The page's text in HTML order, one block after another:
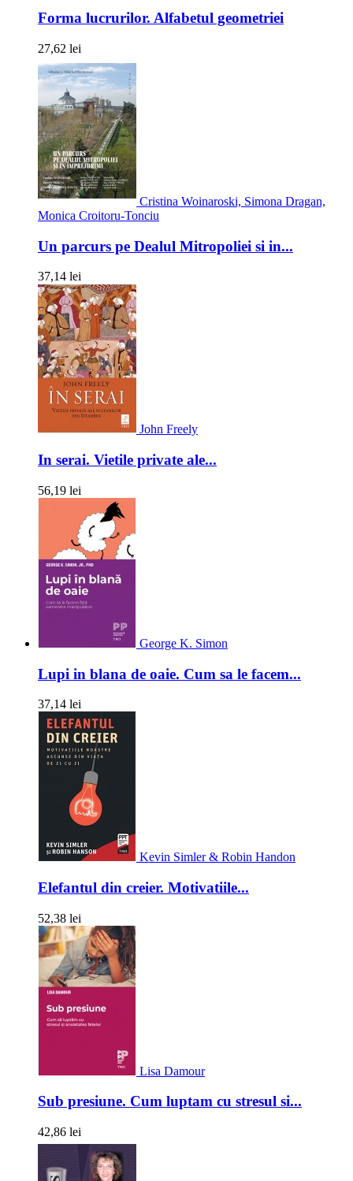
Forma lucrurilor. Alfabetul geometriei
27,62 lei
Cristina Woinaroski, Simona Dragan,
Monica Croitoru-Tonciu
Un parcurs pe Dealul Mitropoliei si in...
37,14 lei
John Freely
In serai. Vietile private ale...
56,19 lei
George K. Simon
Lupi in blana de oaie. Cum sa le facem...
37,14 lei
Kevin Simler & Robin Handon
Elefantul din creier. Motivatiile...
52,38 lei
Lisa Damour
Sub presiune. Cum luptam cu stresul si...
42,86 lei